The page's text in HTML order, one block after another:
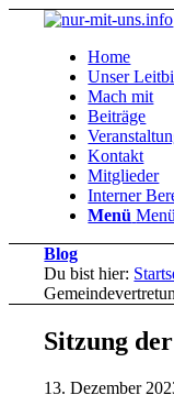
Home
Unser
Mach mit
Beiträge
Kontakt
Mitglieder
Interner
Menü Menü
Blog
Du bist hier:
Sitzung
13. Dezember